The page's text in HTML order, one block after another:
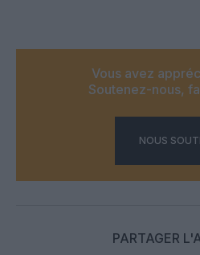
Vous avez
Soutenez-nous,
NOUS
PARTAGER